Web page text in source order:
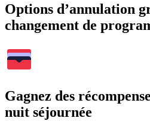
Options d’annulation
changement de
Gagnez des
nuit séjournée